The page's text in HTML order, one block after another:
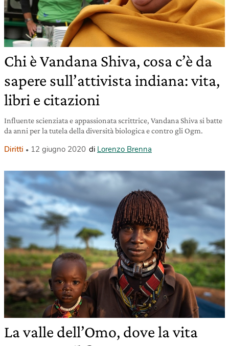
Chi è Vandana Shiva, cosa c’è da
sapere sull’attivista indiana: vita,
libri e citazioni
Influente scienziata e appassionata scrittrice, Vandana Shiva si batte
da anni per la tutela della diversità biologica e contro gli Ogm.
Diritti 12 giugno 2020 di Lorenzo Brenna
La valle dell’Omo, dove la vita